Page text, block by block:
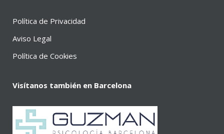
Política de Privacidad
Aviso Legal
Política de Cookies
Visítanos también en Barcelona